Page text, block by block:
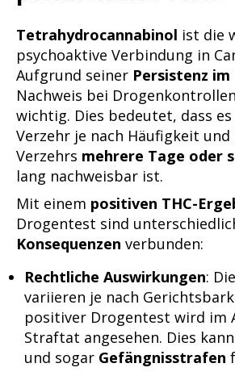
Tetrahydrocannabinol ist die
psychoaktive Verbindung in
Aufgrund seiner Persistenz
Nachweis bei
wichtig. Dies bedeutet, dass
Verzehr je nach Häufigkeit und
Verzehrs mehrere Tage oder
lang nachweisbar ist.
Mit einem positiven THC-
Drogentest sind
Konsequenzen verbunden:
Rechtliche Auswirkungen:
variieren je nach
positiver Drogentest wird im
Straftat angesehen. Dies
und sogar Gefängnisstrafen